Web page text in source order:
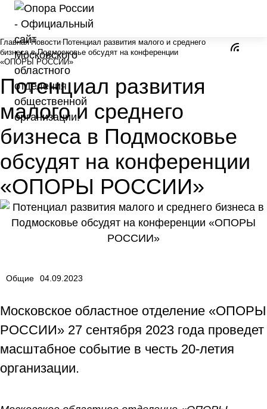
Главная Новости Потенциал развития малого и среднего
бизнеса в Подмосковье обсудят на конференции
«ОПОРЫ РОССИИ»
Потенциал развития
малого и среднего
бизнеса в Подмосковье
обсудят на конференции
«ОПОРЫ РОССИИ»
Общие 04.09.2023
Московское областное отделение «ОПОРЫ
РОССИИ» 27 сентября 2023 года проведет
масштабное событие в честь 20-летия
организации.